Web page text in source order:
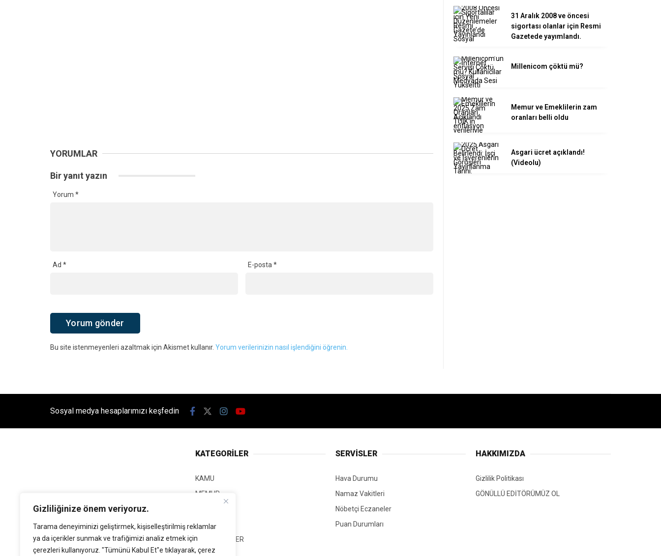
Gizliliğinize önem veriyoruz.
Tarama deneyiminizi geliştirmek, kişiselleştirilmiş reklamlar
ya da içerikler sunmak ve trafiğimizi analiz etmek için
çerezleri kullanıyoruz. "Tümünü Kabul Et"e tıklayarak, çerez
YORUMLAR
Bir yanıt yazın
Yorum *
Ad * E-posta*
Bu site istenmeyenleri azaltmak için Akismet kullanır. Yorum verilerinizin nasıl işlendiğini öğrenin.
31 Aralık 2008 ve öncesi
sigortası olanlar için Resmi
Gazetede yayımlandı.
Millenicom çöktü mü?
Memur ve Emeklilerin zam
oranları belli oldu
Asgari ücret açıklandı!
(Videolu)
Sosyal medya hesaplarımızı keşfedin
KATEGORİLER
KAMU
MEMUR
EĞİTİM
GÜNCEL HABER
SERVİSLER
Hava Durumu
Namaz Vakitleri
Nöbetçi Eczaneler
Puan Durumları
HAKKIMIZDA
Gizlilik Politikası
GÖNÜLLÜ EDİTÖRÜMÜZ OL